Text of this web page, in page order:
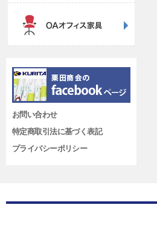
お問い合わせ
特定商取引法に基づく表記
プライバシーポリシー